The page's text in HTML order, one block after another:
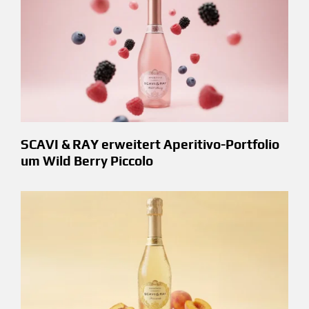
SCAVI & RAY erweitert Aperitivo-Portfolio
um Wild Berry Piccolo